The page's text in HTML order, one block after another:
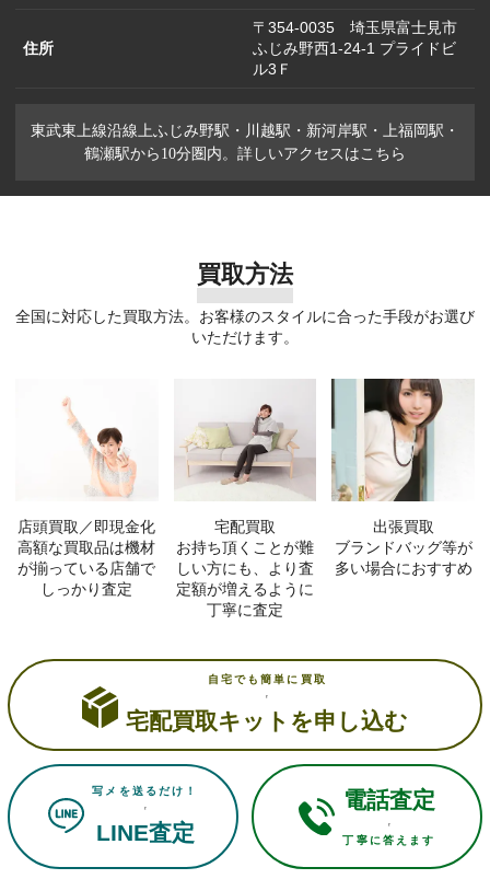
住所
〒354-0035 埼玉県富士見市
ふじみ野西1-24-1 プライドビ
ル3Ｆ
東武東上線沿線上ふじみ野駅・川越駅・新河岸駅・上福岡駅・
鶴瀬駅から10分圏内。詳しいアクセスはこちら
買取方法
全国に対応した買取方法。お客様のスタイルに合った手段がお選び
いただけます。
店頭買取／即現金化
高額な買取品は機材
が揃っている店舗で
しっかり査定
宅配買取
お持ち頂くことが難
しい方にも、より査
定額が増えるように
丁寧に査定
出張買取
ブランドバッグ等が
多い場合におすすめ
自宅でも簡単に買取
宅配買取キットを申し込む
写メを送るだけ！
LINE査定
電話査定
丁寧に答えます